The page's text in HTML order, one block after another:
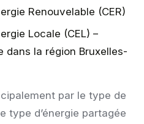
Renouvelable (CER)
Locale (CEL) –
dans la région Bruxelles-
par le type de
type d’énergie partagée